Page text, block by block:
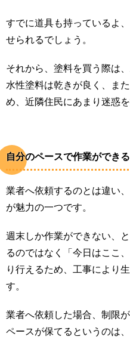
すでに道具も持っているよ
せられるでしょう。
それから、塗料を買う際は
水性塗料は乾きが良く、ま
め、近隣住民にあまり迷惑
自分のペースで作業ができる
業者へ依頼するのとは違い
が魅力の一つです。
週末しか作業ができない、
るのではなく「今日はここ
り行えるため、工事により
す。
業者へ依頼した場合、制限
ペースが保てるというのは